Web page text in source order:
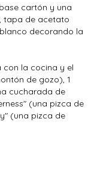
cartón y una
tapa de acetato
decorando la
la cocina y el
de gozo), 1
cucharada de
(una pizca de
(una pizca de